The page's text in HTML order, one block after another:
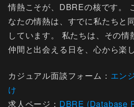
情熱こそが、DBREの核です。
なたの情熱は、すでに私たちと
しています。 私たちは、その情
仲間と出会える日を、心から楽
カジュアル面談フォーム： エン
け
求人ページ： DBRE (Database